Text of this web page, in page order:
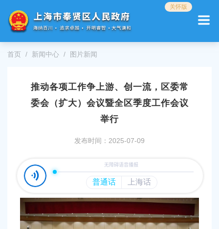
关怀版
首页 新闻中心 图片新闻
推动各项工作争上游、创一流，区委常
委会（扩大）会议暨全区季度工作会议
举行
发布时间：2025-07-09